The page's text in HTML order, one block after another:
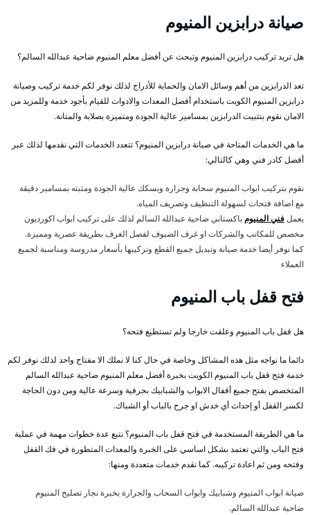
صيانة درابزين المنيوم
هل تريد تركيب درابزين المنيوم وتبحث عن أفضل معلم المنيوم ضاحية عبدالله السالم؟
تعد الدرابزين من أهم وسائل الامان والحماية للأدراج لذلك نوفر لكم خدمة تركيب وصيانة
درابزين المنيوم الكويت باستخدام أفضل المعدات والادوات للقيام بأجود خدمة وللمزيد من
الامان نقوم بتثبيت الدرابزين بمسامير عالية الجودة ومتميزة بصلابة والمتانة.
ما هي الخدمات المتاحة في صيانة درابزين المنيوم؟ تتعدد الخدمات التي نقدمها لذلك عبر
أفضل كادر فني وهي كالتالي:
نقوم بتركيب ابواب المنيوم سحابة وجرارة وبسكك عالية الجودة ومثبته بمسامير دقيقة
مع اضافة فتحات لسهولة التنظيف وتصريف المياه.
يعملفني المنيومباكستاني ضاحية عبدالله السالم لذلك على تركيب ابواب اكورديون
مخصص للمكاتب والشركات او غرف الضيوف لفصل الغرف بطريقة عصرية ومميزة.
كما نوفر أيضا خدمة صيانة وتبديل جميع القطع وتركيبها بأسعار مدروسة ومناسبة لجميع
العملاء
فتح قفل باب المنيوم
هل قفل باب المنيوم وعلقت خارجا ولم تستطيع فتحه؟
دائما ما نواجه مثل هذه المشاكل وخاصة في حال كنا لا نملك الا مفتاح واحد لذلك نوفر لكم
خدمة فتح قفل باب المنيوم الكويت بخبرة أفضل معلم المنيوم ضاحية عبدالله السالم
المتخصص بفتح جميع أقفال الابواب والشبابيك بحرفية وسرعة عالية ومن دون الحاجة
لكسر القفل أو إحداث أي خدش او جرح بالباب أو الشباك.
ما هي الطريقة المستخدمة في فتح قفل باب المنيوم؟ نتبع عدة خطوات مهمة في عملية
فتح الباب والتي تعتمد بشكل اساسي على الخبرة والمعدات المتطورة في فك القفل
وفتحه ومن ثم اعادة تركيبه. كما نقدم خدمات متعددة ومنها:
صيانة ابواب المنيوم وشبابيك وابواب السحاب والجرارة بخبرة نجار تصليح المنيوم
ضاحية عبدالله السالم.